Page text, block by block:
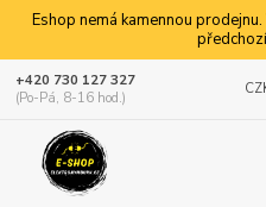
Eshop nemá kamennou
+420 730 127 327
(Po-Pá, 8-16 hod.)